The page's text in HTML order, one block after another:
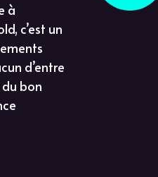
à
c’est un
d’entre
bon